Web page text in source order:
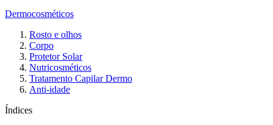
Dermocosméticos
Rosto e olhos
Corpo
Protetor Solar
Nutricosméticos
Tratamento Capilar Dermo
Anti-idade
Índices